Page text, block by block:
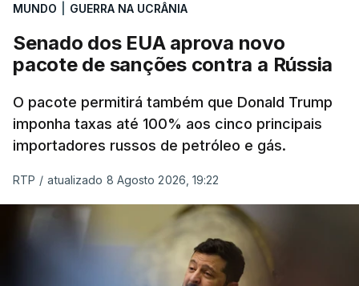
MUNDO GUERRA NA UCRÂNIA
Senado dos EUA aprova novo
pacote de sanções contra a Rússia
O pacote permitirá também que Donald Trump
imponha taxas até 100% aos cinco principais
importadores russos de petróleo e gás.
RTP / atualizado 8 Agosto 2026, 19:22